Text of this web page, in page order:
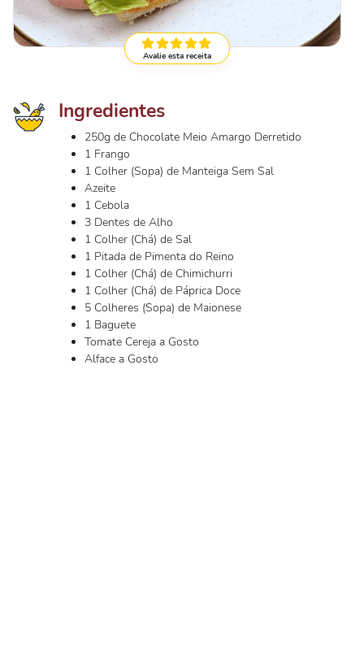
Avalie esta receita
Ingredientes
250g de Chocolate Meio Amargo Derretido
1 Frango
1 Colher (Sopa) de Manteiga Sem Sal
Azeite
1 Cebola
3 Dentes de Alho
1 Colher (Chá) de Sal
1 Pitada de Pimenta do Reino
1 Colher (Chá) de Chimichurri
1 Colher (Chá) de Páprica Doce
5 Colheres (Sopa) de Maionese
1 Baguete
Tomate Cereja a Gosto
Alface a Gosto